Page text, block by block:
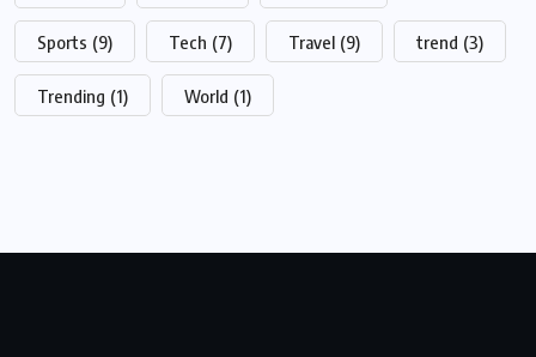
Sports (9) Tech (7) Travel (9) trend (3)
Trending (1) World (1)